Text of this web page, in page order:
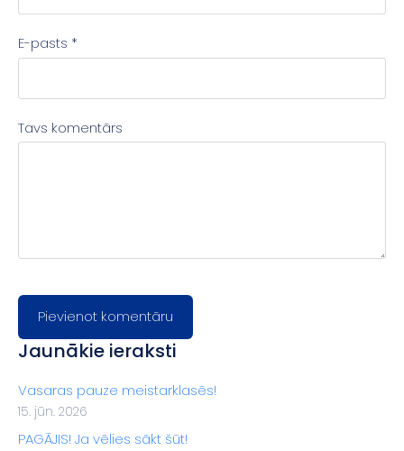
Jaunākie ieraksti
Vasaras pauze meistarklasēs!
15. jūn. 2026
PAGĀJIS! Ja vēlies sākt šūt!
E-pasts *
Tavs komentārs